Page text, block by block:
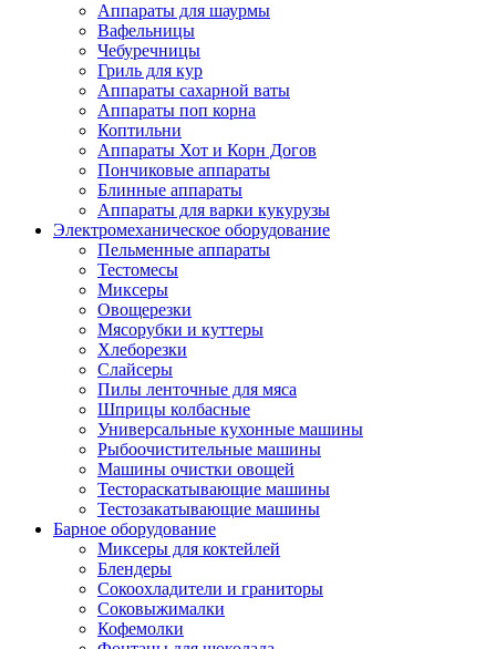
Аппараты для шаурмы
Вафельницы
Чебуречницы
Гриль для кур
Аппараты сахарной ваты
Аппараты поп корна
Коптильни
Аппараты Хот и Корн Догов
Пончиковые аппараты
Блинные аппараты
Аппараты для варки кукурузы
Электромеханическое оборудование
Пельменные аппараты
Тестомесы
Миксеры
Овощерезки
Мясорубки и куттеры
Хлеборезки
Слайсеры
Пилы ленточные для мяса
Шприцы колбасные
Универсальные кухонные машины
Рыбоочистительные машины
Машины очистки овощей
Тестораскатывающие машины
Тестозакатывающие машины
Барное оборудование
Миксеры для коктейлей
Блендеры
Сокоохладители и граниторы
Соковыжималки
Кофемолки